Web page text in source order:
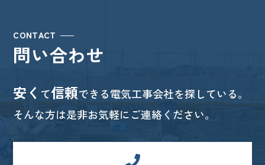
CONTACT
問い合わせ
安く て信頼できる電気工事会社を探している。
そんな方は是非お気軽にご連絡ください。